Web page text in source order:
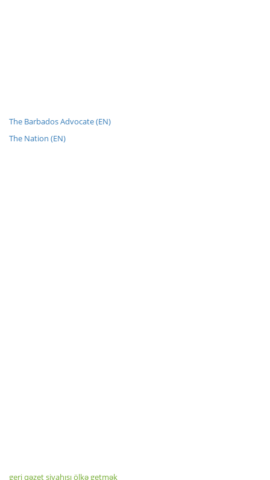
The Barbados Advocate (EN)
The Nation (EN)
geri qəzet siyahısı ölkə getmək